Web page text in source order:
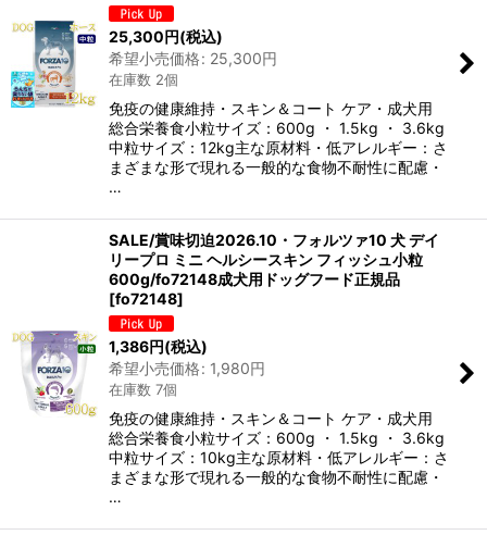
25,300円(税込)
希望小売価格: 25,300円
在庫数 2個
免疫の健康維持・スキン＆コート ケア・成犬用
総合栄養食小粒サイズ：600g ・ 1.5kg ・ 3.6kg
中粒サイズ：12kg主な原材料・低アレルギー：さ
まざまな形で現れる一般的な食物不耐性に配慮・
…
SALE/賞味切迫2026.10・フォルツァ10 犬 デイ
リープロ ミニ ヘルシースキン フィッシュ小粒
600g/fo72148成犬用ドッグフード正規品
[fo72148]
1,386円(税込)
希望小売価格: 1,980円
在庫数 7個
免疫の健康維持・スキン＆コート ケア・成犬用
総合栄養食小粒サイズ：600g ・ 1.5kg ・ 3.6kg
中粒サイズ：10kg主な原材料・低アレルギー：さ
まざまな形で現れる一般的な食物不耐性に配慮・
…